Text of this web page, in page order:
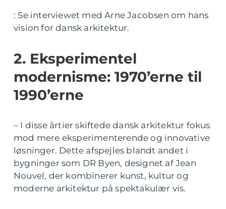
: Se interviewet med Arne Jacobsen om hans
vision for dansk arkitektur.
2. Eksperimentel
modernisme: 1970’erne til
1990’erne
– I disse årtier skiftede dansk arkitektur fokus
mod mere eksperimenterende og innovative
løsninger. Dette afspejles blandt andet i
bygninger som DR Byen, designet af Jean
Nouvel, der kombinerer kunst, kultur og
moderne arkitektur på spektakulær vis.